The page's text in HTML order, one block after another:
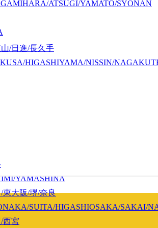
ATSUGI/YAMATO/SYONAN
/日進/長久手
HIGASHIYAMA/NISSIN/
YAMASHINA
東大阪/堺/奈良
SUITA/HIGASHIOSAKA/SAKAI/
西宮